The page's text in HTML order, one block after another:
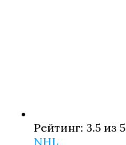
Рейтинг: 3.5 из 5
NHL